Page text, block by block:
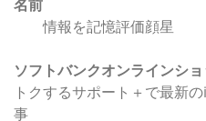
名前
情報を記憶評価顔星
ソフトバンクオンラインシ
トクするサポート＋で最新
事